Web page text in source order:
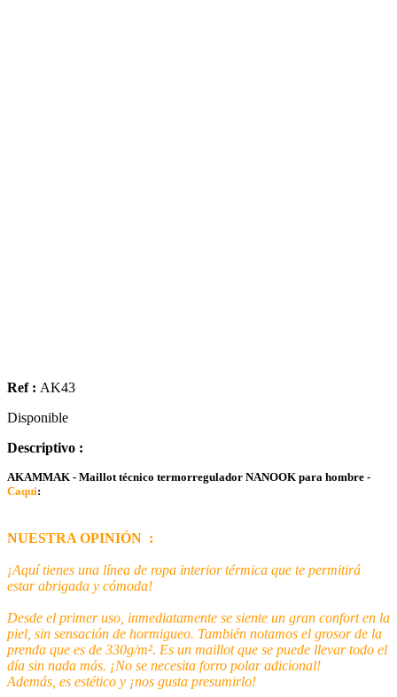
Ref : AK43
Disponible
Descriptivo :
AKAMMAK - Maillot técnico termorregulador NANOOK para hombre -
Caqui:
NUESTRA OPINIÓN :
¡Aquí tienes una línea de ropa interior térmica que te permitirá
estar abrigada y cómoda!
Desde el primer uso, inmediatamente se siente un gran confort en la
piel, sin sensación de hormigueo. También notamos el grosor de la
prenda que es de 330g/m². Es un maillot que se puede llevar todo el
día sin nada más. ¡No se necesita forro polar adicional!
Además, es estético y ¡nos gusta presumirlo!